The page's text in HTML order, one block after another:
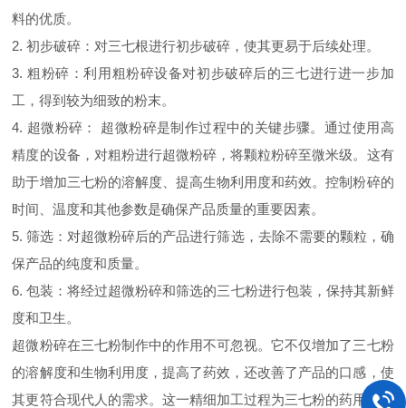
料的优质。
2. 初步破碎：对三七根进行初步破碎，使其更易于后续处理。
3. 粗粉碎：利用粗粉碎设备对初步破碎后的三七进行进一步加
工，得到较为细致的粉末。
4. 超微粉碎： 超微粉碎是制作过程中的关键步骤。通过使用高
精度的设备，对粗粉进行超微粉碎，将颗粒粉碎至微米级。这有
助于增加三七粉的溶解度、提高生物利用度和药效。控制粉碎的
时间、温度和其他参数是确保产品质量的重要因素。
5. 筛选：对超微粉碎后的产品进行筛选，去除不需要的颗粒，确
保产品的纯度和质量。
6. 包装：将经过超微粉碎和筛选的三七粉进行包装，保持其新鲜
度和卫生。
超微粉碎在三七粉制作中的作用不可忽视。它不仅增加了三七粉
的溶解度和生物利用度，提高了药效，还改善了产品的口感，使
其更符合现代人的需求。这一精细加工过程为三七粉的药用效果